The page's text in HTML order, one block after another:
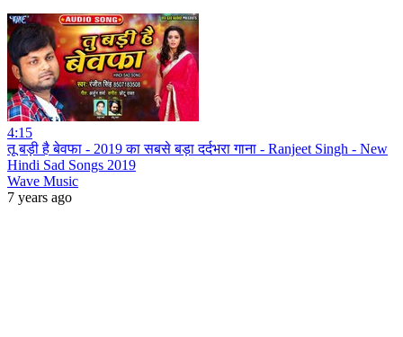
4:15
तू बड़ी है बेवफा - 2019 का सबसे बड़ा दर्दभरा गाना - Ranjeet Singh - New
Hindi Sad Songs 2019
Wave Music
7 years ago